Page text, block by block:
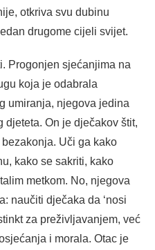
otkriva svu dubinu
drugome cijeli svijet.
Progonjen sjećanjima na
koja je odabrala
umiranja, njegova jedina
djeteta. On je dječakov štit,
Uči ga kako
kako se sakriti, kako
metkom. No, njegova
naučiti dječaka da ‘nosi
za preživljavanjem, već
i morala. Otac je